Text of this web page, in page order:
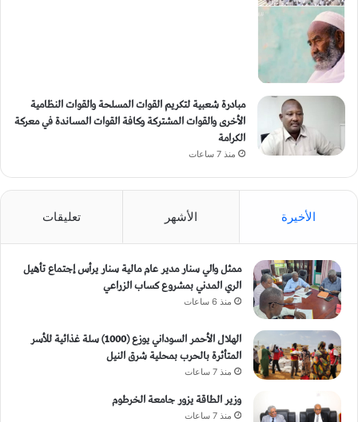
مبادرة شعبية لتكريم القوات المسلحة والقوات النظامية
الأخرى والقوات المشتركة وكافة القوات المساندة في معركة
الكرامة
منذ 7 ساعات
الأخيرة الأشهر تعليقات
ممثل والي سنار مدير عام مالية سنار يرأس إجتماع تأهيل
الري المدني بمشروع كساب الزراعي
منذ 6 ساعات
الهلال الأحمر السوداني يوزع (1000) سلة غذائية للأسر
المتأثرة بالحرب بمحلية شرق النيل
منذ 7 ساعات
وزير الطاقة يزور جامعة الخرطوم
منذ 7 ساعات